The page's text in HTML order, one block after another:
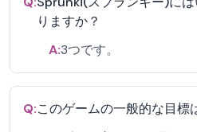
りますか？
A:3つです。
Q:このゲームの一般的な目標